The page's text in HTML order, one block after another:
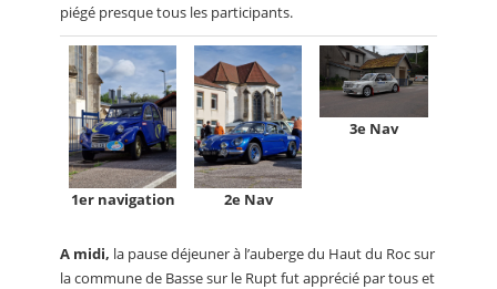
piégé presque tous les participants.
1er navigation 2e Nav
3e Nav
A midi, la pause déjeuner à l’auberge du Haut du Roc sur
la commune de Basse sur le Rupt fut apprécié par tous et